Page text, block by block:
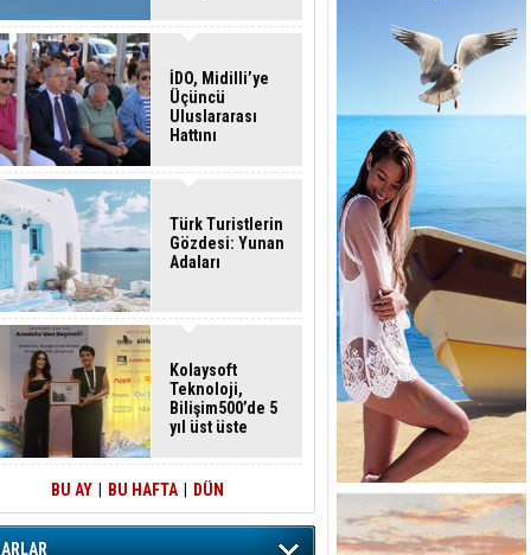
İDO, Midilli’ye
Üçüncü
Uluslararası
Hattını
Türk Turistlerin
Gözdesi: Yunan
Adaları
Kolaysoft
Teknoloji,
Bilişim500’de 5
yıl üst üste
BU AY BU HAFTA DÜN